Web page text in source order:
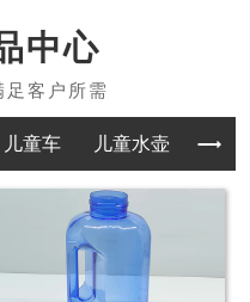
中心
儿童车 儿童水壶 吹塑